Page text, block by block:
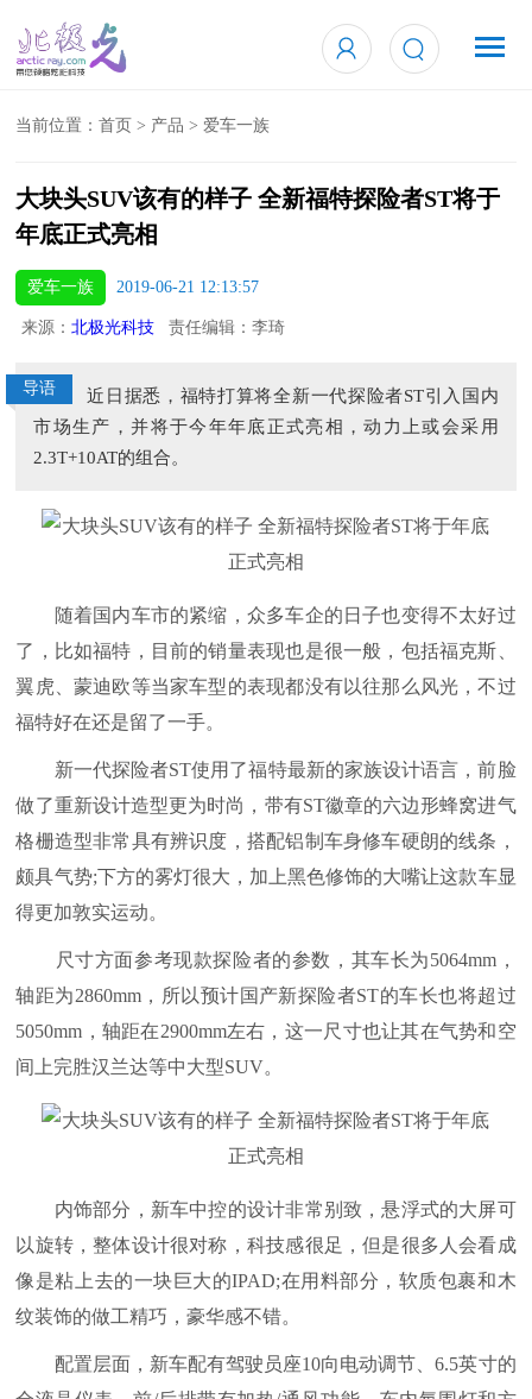
当前位置：首页 > 产品 >爱车一族
大块头SUV该有的样子 全新福特探险者ST将于
年底正式亮相
爱车一族 2019-06-21 12:13:57
来源：北极光科技 责任编辑：李琦
导语
近日据悉，福特打算将全新一代探险者ST引入国内
市场生产，并将于今年年底正式亮相，动力上或会采用
2.3T+10AT的组合。
随着国内车市的紧缩，众多车企的日子也变得不太好过
了，比如福特，目前的销量表现也是很一般，包括福克斯、
翼虎、蒙迪欧等当家车型的表现都没有以往那么风光，不过
福特好在还是留了一手。
新一代探险者ST使用了福特最新的家族设计语言，前脸
做了重新设计造型更为时尚，带有ST徽章的六边形蜂窝进气
格栅造型非常具有辨识度，搭配铝制车身修车硬朗的线条，
颇具气势;下方的雾灯很大，加上黑色修饰的大嘴让这款车显
得更加敦实运动。
尺寸方面参考现款探险者的参数，其车长为5064mm，
轴距为2860mm，所以预计国产新探险者ST的车长也将超过
5050mm，轴距在2900mm左右，这一尺寸也让其在气势和空
间上完胜汉兰达等中大型SUV。
内饰部分，新车中控的设计非常别致，悬浮式的大屏可
以旋转，整体设计很对称，科技感很足，但是很多人会看成
像是粘上去的一块巨大的IPAD;在用料部分，软质包裹和木
纹装饰的做工精巧，豪华感不错。
配置层面，新车配有驾驶员座10向电动调节、6.5英寸的